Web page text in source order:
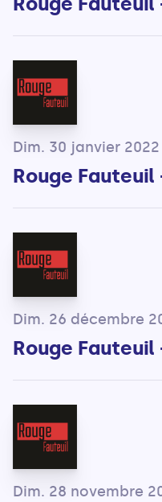
Dim. 30 janvier 2022
Rouge
Dim. 26 décembre
Rouge Fauteuil
Dim. 28 novembre